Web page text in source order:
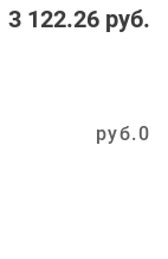
3 122.26 руб.
0
руб.